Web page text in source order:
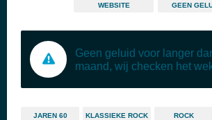
WEBSITE GEEN
Geen geluid voor langer
maand, wij checken het
JAREN 60 KLASSIEKE ROCK ROCK